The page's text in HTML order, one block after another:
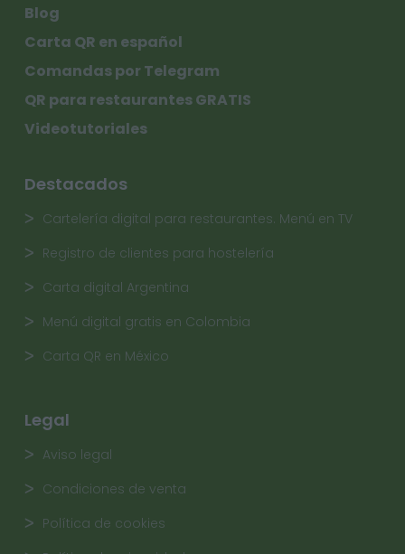
Blog
Carta QR en español
Comandas por Telegram
QR para restaurantes GRATIS
Videotutoriales
Destacados
Cartelería digital para restaurantes. Menú en TV
Registro de clientes para hostelería
Carta digital Argentina
Menú digital gratis en Colombia
Carta QR en México
Legal
Aviso legal
Condiciones de venta
Política de cookies